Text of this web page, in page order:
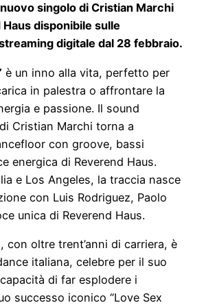
singolo di Cristian Marchi
disponibile sulle
digitale dal 28 febbraio.
è un inno alla vita, perfetto per
in palestra o affrontare la
e passione. Il sound
Cristian Marchi torna a
con groove, bassi
energica di Reverend Haus.
e Los Angeles, la traccia nasce
con Luis Rodriguez, Paolo
unica di Reverend Haus.
con oltre trent’anni di carriera, è
italiana, celebre per il suo
di far esplodere i
successo iconico “Love Sex